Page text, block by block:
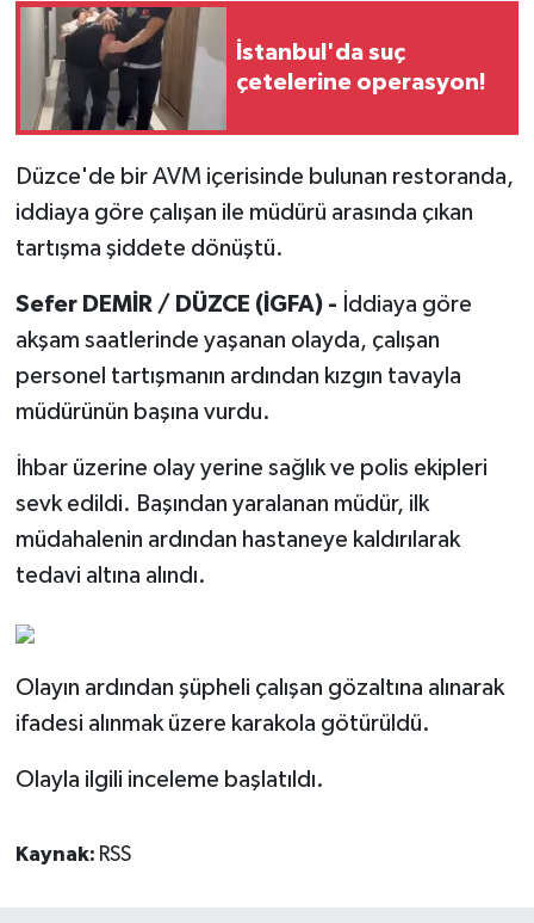
İstanbul'da suç
çetelerine operasyon!
Düzce'de bir AVM içerisinde bulunan restoranda,
iddiaya göre çalışan ile müdürü arasında çıkan
tartışma şiddete dönüştü.
Sefer DEMİR / DÜZCE (İGFA) - İddiaya göre
akşam saatlerinde yaşanan olayda, çalışan
personel tartışmanın ardından kızgın tavayla
müdürünün başına vurdu.
İhbar üzerine olay yerine sağlık ve polis ekipleri
sevk edildi. Başından yaralanan müdür, ilk
müdahalenin ardından hastaneye kaldırılarak
tedavi altına alındı.
Olayın ardından şüpheli çalışan gözaltına alınarak
ifadesi alınmak üzere karakola götürüldü.
Olayla ilgili inceleme başlatıldı.
Kaynak: RSS